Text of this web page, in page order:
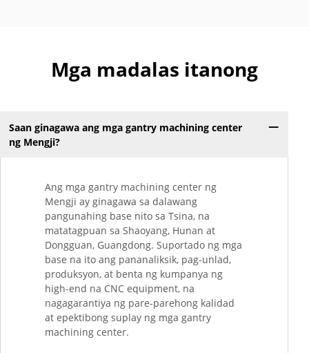
Mga madalas itanong
Saan ginagawa ang mga gantry machining center
ng Mengji?
Ang mga gantry machining center ng
Mengji ay ginagawa sa dalawang
pangunahing base nito sa Tsina, na
matatagpuan sa Shaoyang, Hunan at
Dongguan, Guangdong. Suportado ng mga
base na ito ang pananaliksik, pag-unlad,
produksyon, at benta ng kumpanya ng
high-end na CNC equipment, na
nagagarantiya ng pare-parehong kalidad
at epektibong suplay ng mga gantry
machining center.